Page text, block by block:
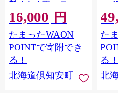
製 まとめ買い ティッ
シュ リサイクル 長持
防災 常備品 日用雑貨
消耗品 生活必需品 備
蓄 ペーパー 紙 北海道
倶知安町 日用品
16,000 円
たまったWAON
POINTで寄附でき
る！
北海道倶知安町
200
×3)
め買
サイ
備品
生
パー
町
た
る！
北